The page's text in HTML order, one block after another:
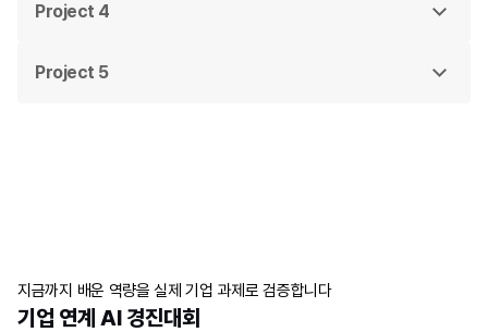
Project 4
Project 5
지금까지 배운 역량을 실제 기업 과제로 검증합니다
기업 연계 AI 경진대회